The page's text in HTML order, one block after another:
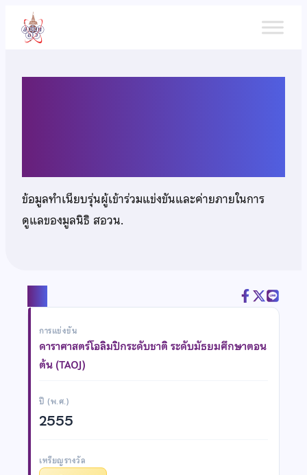
เนื้อหา
ข้อมูลทำเนียบรุ่นผู้เข้าร่วมแข่งขันและค่ายภายในการ
ดูแลของมูลนิธิ สอวน.
การแข่งขัน
ดาราศาสตร์โอลิมปิกระดับชาติ ระดับมัธยมศึกษาตอน
ต้น (TAOJ)
ปี (พ.ศ.)
2555
เหรียญรางวัล